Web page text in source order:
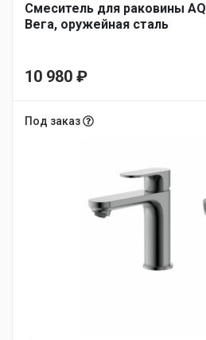
Смеситель для раковины
Вега, оружейная сталь
10 980 ₽
Под заказ